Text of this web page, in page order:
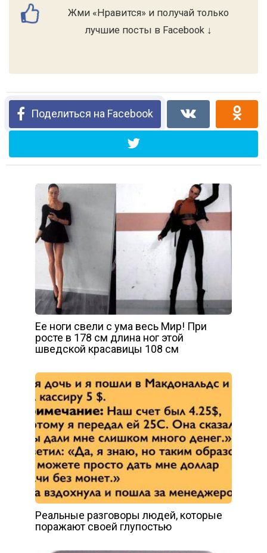
Жми «Нравится» и получай только
лучшие посты в Facebook ↓
Поделиться на Facebook
Ее ноги свели с ума весь Мир! При
росте в 178 см длина ног этой
шведской красавицы 108 см
Реальные разговоры людей, которые
поражают своей глупостью